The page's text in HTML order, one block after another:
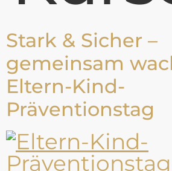
Stark & Sicher –
gemeinsam
Eltern-Kind-
Präventionstag